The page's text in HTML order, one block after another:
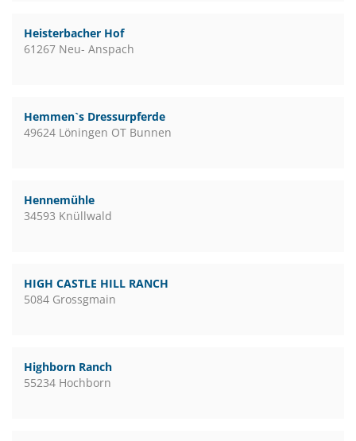
Heisterbacher Hof
61267 Neu- Anspach
Hemmen`s Dressurpferde
49624 Löningen OT Bunnen
Hennemühle
34593 Knüllwald
HIGH CASTLE HILL RANCH
5084 Grossgmain
Highborn Ranch
55234 Hochborn